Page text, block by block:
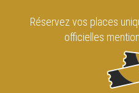
Réservez vos places
officielles